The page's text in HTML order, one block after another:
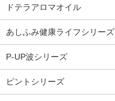
ドテラアロマオイル
あしふみ健康ライフシリーズ
P-UP波シリーズ
ピントシリーズ